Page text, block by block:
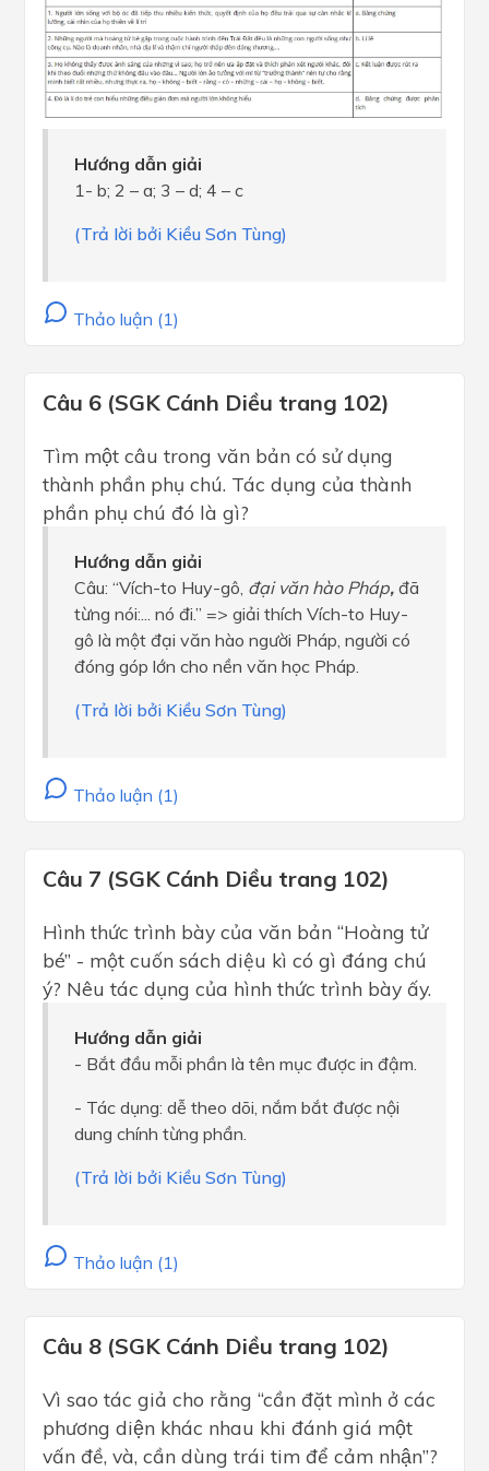
Hướng dẫn giải
1- b; 2 – a; 3 – d; 4 – c
(Trả lời bởi Kiều Sơn Tùng)
Thảo luận (1)
Câu 6 (SGK Cánh Diều trang 102)
Tìm một câu trong văn bản có sử dụng
thành phần phụ chú. Tác dụng của thành
phần phụ chú đó là gì?
Hướng dẫn giải
Câu: “Vích-to Huy-gô, đại văn hào Pháp, đã
từng nói:... nó đi.” => giải thích Vích-to Huy-
gô là một đại văn hào người Pháp, người có
đóng góp lớn cho nền văn học Pháp.
(Trả lời bởi Kiều Sơn Tùng)
Thảo luận (1)
Câu 7 (SGK Cánh Diều trang 102)
Hình thức trình bày của văn bản “Hoàng tử
bé” - một cuốn sách diệu kì có gì đáng chú
ý? Nêu tác dụng của hình thức trình bày ấy.
Hướng dẫn giải
- Bắt đầu mỗi phần là tên mục được in đậm.
- Tác dụng: dễ theo dõi, nắm bắt được nội
dung chính từng phần.
(Trả lời bởi Kiều Sơn Tùng)
Thảo luận (1)
Câu 8 (SGK Cánh Diều trang 102)
Vì sao tác giả cho rằng “cần đặt mình ở các
phương diện khác nhau khi đánh giá một
vấn đề, và, cần dùng trái tim để cảm nhận”?